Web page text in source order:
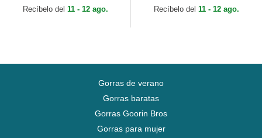
de New Era
Recíbelo del 11 - 12 ago.
New Era
Recíbelo del 11 - 12 ago.
Gorras de verano
Gorras baratas
Gorras Goorin Bros
Gorras para mujer